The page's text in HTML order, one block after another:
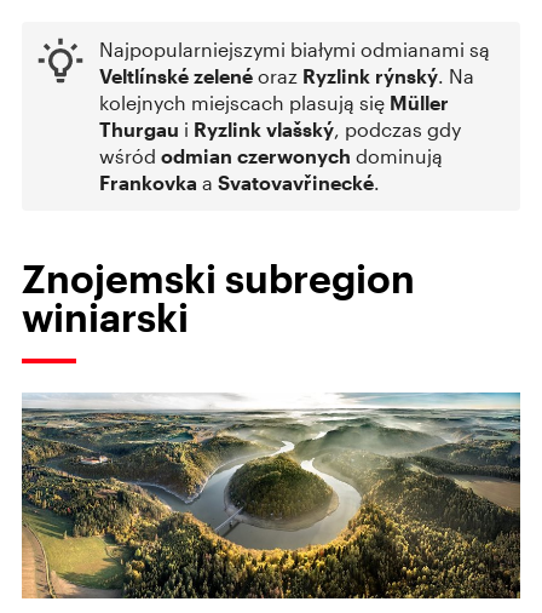
Najpopularniejszymi białymi odmianami są
Veltlínské zelené oraz Ryzlink rýnský. Na
kolejnych miejscach plasują się Müller
Thurgau i Ryzlink vlašský, podczas gdy
wśród odmian czerwonych dominują
Frankovka a Svatovavřinecké.
Znojemski subregion
winiarski